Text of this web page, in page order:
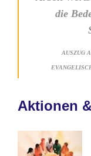
die
AUSZUG
Aktionen